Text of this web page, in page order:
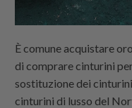
È comune acquistare
di comprare cinturini
sostituzione dei
cinturini di lusso del